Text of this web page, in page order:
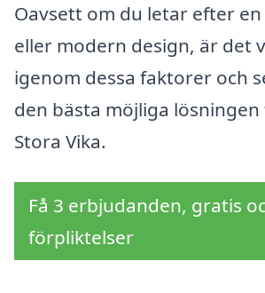
Oavsett om du letar efter
eller modern design, är det
igenom dessa faktorer och
den bästa möjliga
Stora Vika.
Få 3 erbjudanden, gratis
förpliktelser